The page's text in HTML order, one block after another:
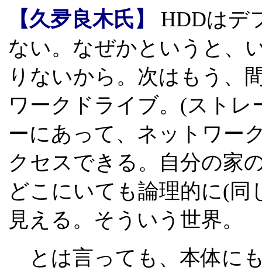
【久夛良木氏】
HDDはデ
ない。なぜかというと、
りないから。次はもう、
ワークドライブ。(ストレ
ーにあって、ネットワー
クセスできる。自分の家
どこにいても論理的に(
見える。そういう世界。
とは言っても、本体に